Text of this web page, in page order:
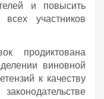
и повысить
всех участников
продиктована
виновной
к качеству